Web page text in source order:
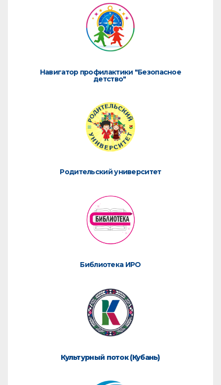
Навигатор профилактики "Безопасное
детство"
Родительский университет
Библиотека ИРО
Культурный поток (Кубань)